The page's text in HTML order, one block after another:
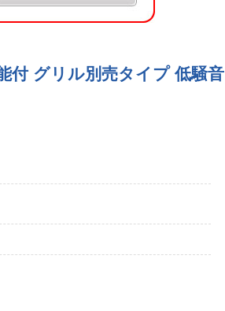
付 グリル別売タイプ 低騒音